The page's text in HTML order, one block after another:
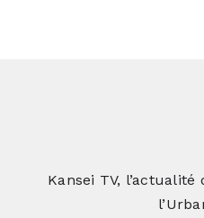
Kansei TV,